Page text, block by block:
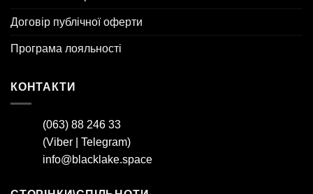
Договір публічної оферти
Програма лояльності
КОНТАКТИ
(063) 88 246 33
(Viber Telegram)
info@blacklake.space